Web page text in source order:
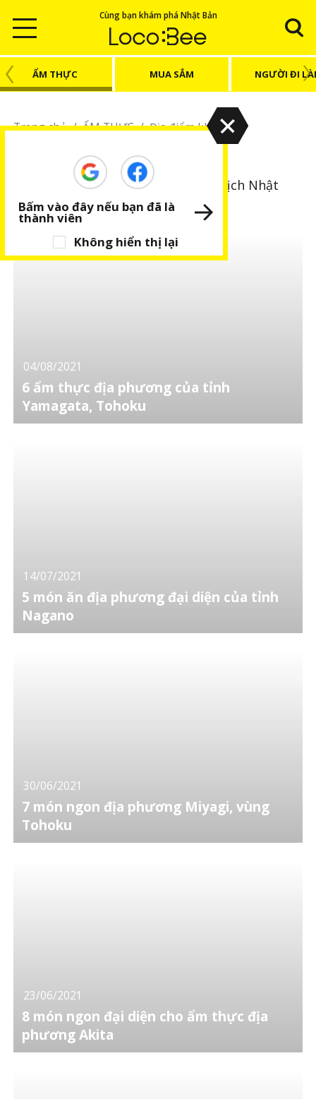
Cùng bạn khám phá Nhật Bản
ẨM THỰC MUA SẮM NGƯỜI ĐI
Trang chủ/ẨM THỰC/Địa điểm khác
Địa điểm khác
Khám phá các đặc sản khác khi du lịch Nhật
Bản
04/08/2021
6 ẩm thực địa phương của tỉnh
Yamagata, Tohoku
14/07/2021
5 món ăn địa phương đại diện của tỉnh
Nagano
30/06/2021
7 món ngon địa phương Miyagi, vùng
Tohoku
23/06/2021
8 món ngon đại diện cho ẩm thực địa
phương Akita
Không hiển thị lại
Bấm vào đây nếu bạn đã là
thành viên